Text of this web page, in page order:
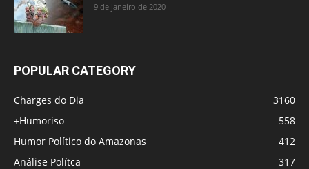
9 de janeiro de 2020
POPULAR CATEGORY
Charges do Dia
3160
+Humoriso
558
Humor Político do Amazonas
412
Análise Polítca
317